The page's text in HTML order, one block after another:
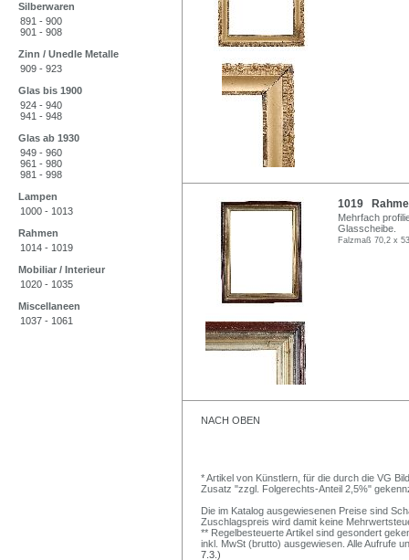
Silberwaren
891 - 900
901 - 908
Zinn / Unedle Metalle
909 - 923
Glas bis 1900
924 - 940
941 - 948
Glas ab 1930
949 - 960
961 - 980
981 - 998
Lampen
1000 - 1013
Rahmen
1014 - 1019
Mobiliar / Interieur
1020 - 1035
Miscellaneen
1037 - 1061
1019
Mehrfach
Glasscheibe.
Falzmaß 70,2 x
NACH OBEN
* Artikel von Künstlern, für die durch die VG
Zusatz "zzgl. Folgerechts-Anteil 2,5%"
Die im Katalog ausgewiesenen Preise sind
Zuschlagspreis wird damit keine
** Regelbesteuerte Artikel sind gesondert
inkl. MwSt (brutto) ausgewiesen. Alle Aufrufe
7.3.)